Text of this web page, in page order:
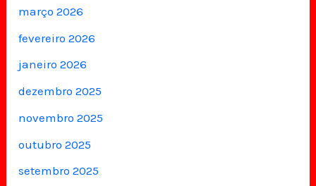
março 2026
fevereiro 2026
janeiro 2026
dezembro 2025
novembro 2025
outubro 2025
setembro 2025